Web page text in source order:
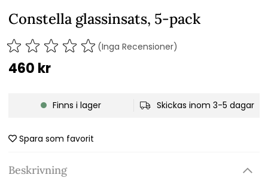
Constella glassinsats, 5-pack
(Inga Recensioner)
460 kr
Finns i lager Skickas inom 3-5 dagar
Spara som favorit
Beskrivning